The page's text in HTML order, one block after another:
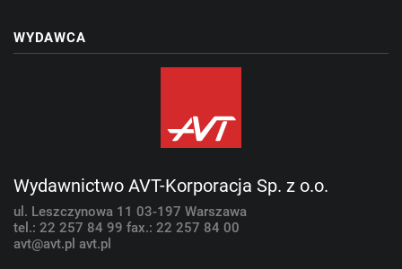
WYDAWCA
Wydawnictwo AVT-Korporacja Sp. z o.o.
ul. Leszczynowa 11 03-197 Warszawa
tel.: 22 257 84 99 fax.: 22 257 84 00
avt@avt.pl avt.pl